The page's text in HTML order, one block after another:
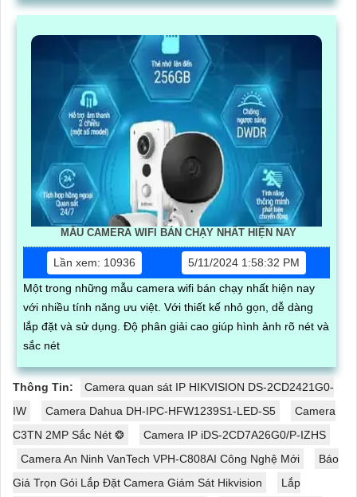
MẪU CAMERA WIFI BÁN CHẠY NHẤT HIỆN NAY
Lần xem: 10936
5/11/2024 1:58:32 PM
Một trong những mẫu camera wifi bán chạy nhất hiện nay
với nhiều tính năng ưu việt. Với thiết kế nhỏ gọn, dễ dàng
lắp đặt và sử dụng. Độ phân giải cao giúp hình ảnh rõ nét và
sắc nét
Thông Tin:
Camera quan sát IP HIKVISION DS-2CD2421G0-
IW
Camera Dahua DH-IPC-HFW1239S1-LED-S5
Camera
C3TN 2MP Sắc Nét ❂
Camera IP iDS-2CD7A26G0/P-IZHS
Camera An Ninh VanTech VPH-C808AI Công Nghệ Mới
Báo
Giá Trọn Gói Lắp Đặt Camera Giám Sát Hikvision
Lắp